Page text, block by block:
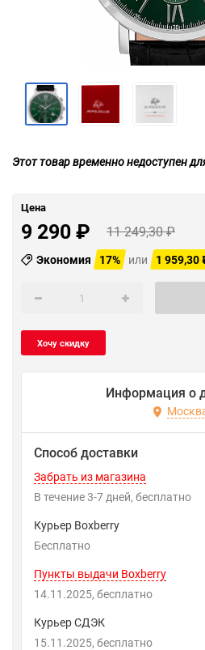
Этот товар временно недоступен
Цена
9 290₽ 11 249,30₽
Экономия 17% или 1 959,30
Информация о
Способ доставки
Забрать из магазина
В течение3-7 дней Бесплатно
Курьер Boxberry
Бесплатно
Пункты выдачи Boxberry
14.11.2025
Бесплатно
Курьер СДЭК
15.11.2025
Бесплатно